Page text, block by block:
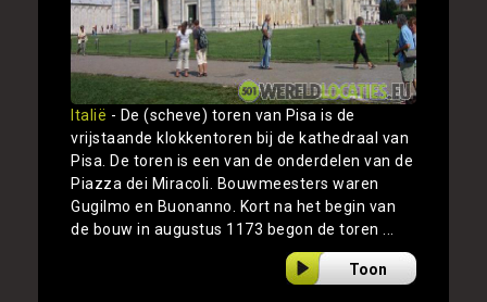
Italië - De (scheve) toren van Pisa is de
vrijstaande klokkentoren bij de kathedraal van
Pisa. De toren is een van de onderdelen van de
Piazza dei Miracoli. Bouwmeesters waren
Gugilmo en Buonanno. Kort na het begin van
de bouw in augustus 1173 begon de toren ...
Toon